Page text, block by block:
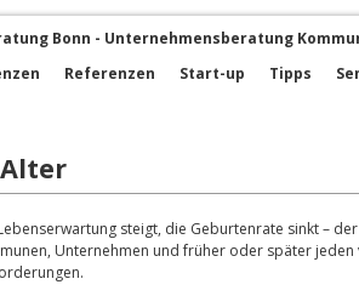
Referenzen Start-up Tipps
steigt, die Geburtenrate sinkt –
Unternehmen und früher oder später